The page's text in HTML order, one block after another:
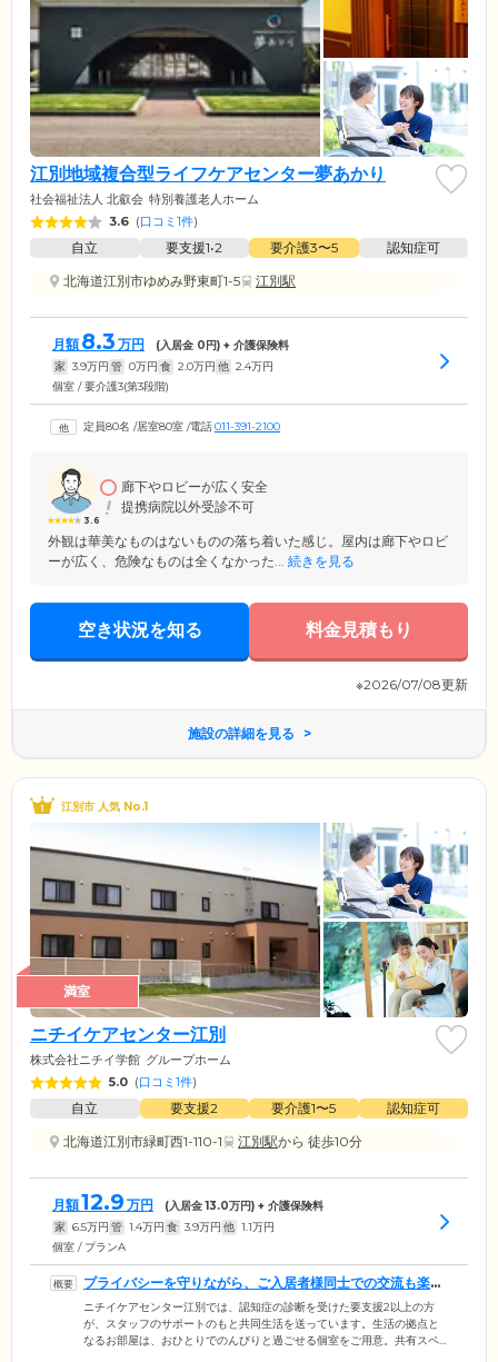
江別地域複合型ライフケアセンター夢あかり
社会福祉法人 北叡会 特別養護老人ホーム
3.6 (口コミ1件)
自立 要支援1•2 要介護3〜5
認知症可
北海道江別市ゆめみ野東町1-5
江別駅
月額 8.3 万円 (入居金 0円) + 介護保険料
家 3.9万円 管 0万円 食 2.0万円 他 2.4万円
個室 / 要介護3(第3段階)
定員80名 /居室80室 /電話011-391-2100
3.6
廊下やロビーが広く安全
提携病院以外受診不可
外観は華美なものはないものの落ち着いた感じ。屋内は廊下やロビ
ーが広く、危険なものは全くなかった... 続きを見る
空き状況を知る 料金見積もり
※2026/07/08更新
施設の詳細を見る
江別市 人気 No.1
満室
ニチイケアセンター江別
株式会社ニチイ学館 グループホーム
5.0 (口コミ1件)
自立 要支援2 要介護1〜5
認知症可
北海道江別市緑町西1-110-1
江別駅から 徒歩10分
月額12.9 万円 (入居金13.0万円) + 介護保険料
家 6.5万円 管 1.4万円 食 3.9万円 他 1.1万円
個室 / プランA
プライバシーを守りながら、ご入居者様同士での交流も楽し
める住まいです
ニチイケアセンター江別では、認知症の診断を受けた要支援2以上の方
が、スタッフのサポートのもと共同生活を送っています。生活の拠点と
なるお部屋は、おひとりでのんびりと過ごせる個室をご用意。共有スペ